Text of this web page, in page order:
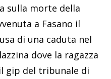
sulla morte della
a Fasano il
di una caduta nel
dove la ragazza
gip del tribunale di